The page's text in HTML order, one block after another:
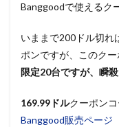
Banggoodで使えるク
いままで200ドル切れ
ポンですが、このク
限定20台ですが、瞬殺
169.99ドルクーポン
Banggood販売ページ